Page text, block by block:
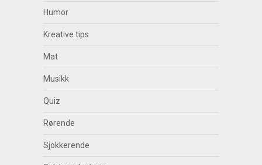
Humor
Kreative tips
Mat
Musikk
Quiz
Rørende
Sjokkerende